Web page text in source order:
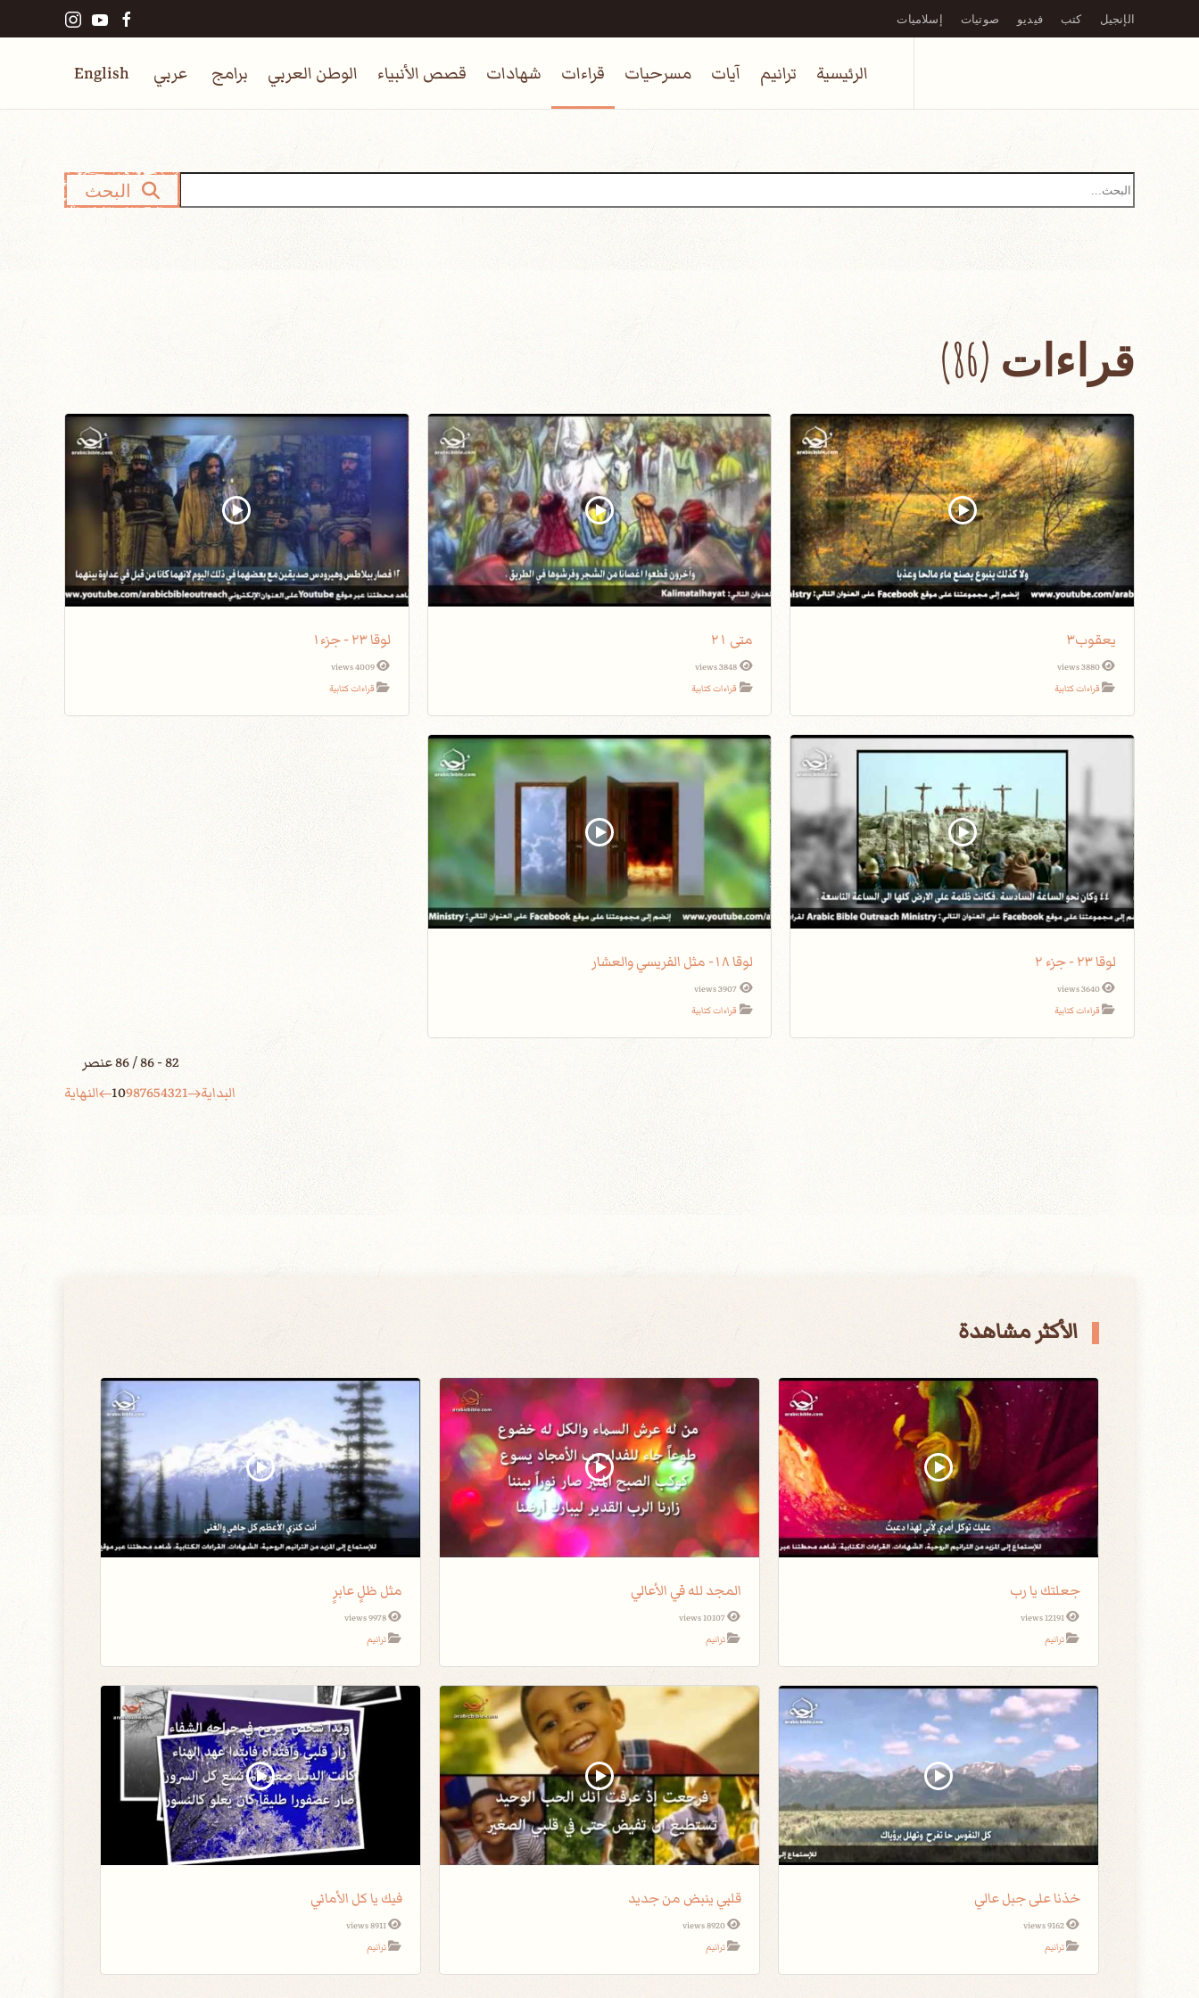
Skip to main content
الإنجيل كتب فيديو صوتيات إسلاميات
الرئيسية ترانيم آيات مسرحيات قراءات شهادات قصص الأنبياء الوطن العربي برامج عربي English
البحث
قراءات (86)
يعقوب٣
3880 views
قراءات كتابية
متى ٢١
قراءات كتابية
لوقا ٢٣ - جزء١
4009 views
قراءات كتابية
لوقا ٢٣ - جزء ٢
3640 views
قراءات كتابية
لوقا ١٨- مثل الفريسي والعشار
قراءات كتابية
82 - 86 / 86 عنصر
البداية
1
2
3
4
5
6
7
8
9
10 النهاية
الأكثر مشاهدة
جعلتك يا رب
12191 views
ترانيم
المجد لله في الأعالي
10107 views
ترانيم
مثل ظلٍ عابرٍ
9978 views
ترانيم
خذنا على جبل عالي
9162 views
ترانيم
قلبي ينبض من جديد
8920 views
ترانيم
فيك يا كل الأماني
8911 views
ترانيم